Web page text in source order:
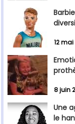
12 mai
8 juin
Une
le